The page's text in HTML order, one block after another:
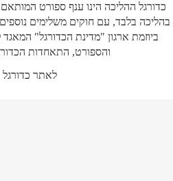
כדורגל ההליכה הינו ענף ספורט
בהליכה בלבד, עם חוקים משלימים
והספורט, התאחדות
לאתר כדורגל